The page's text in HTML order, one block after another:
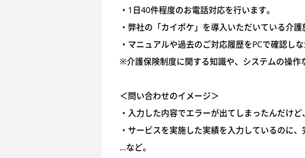
・1日40件程度のお電話対応を行います。
・弊社の「カイポケ」を導入いただいている介
・マニュアルや過去のご対応履歴をPCで確認し
※介護保険制度に関する知識や、システムの操作
＜問い合わせのイメージ＞
・入力した内容でエラーが出てしまったんだけ
・サービスを実施した実績を入力しているのに
…など。